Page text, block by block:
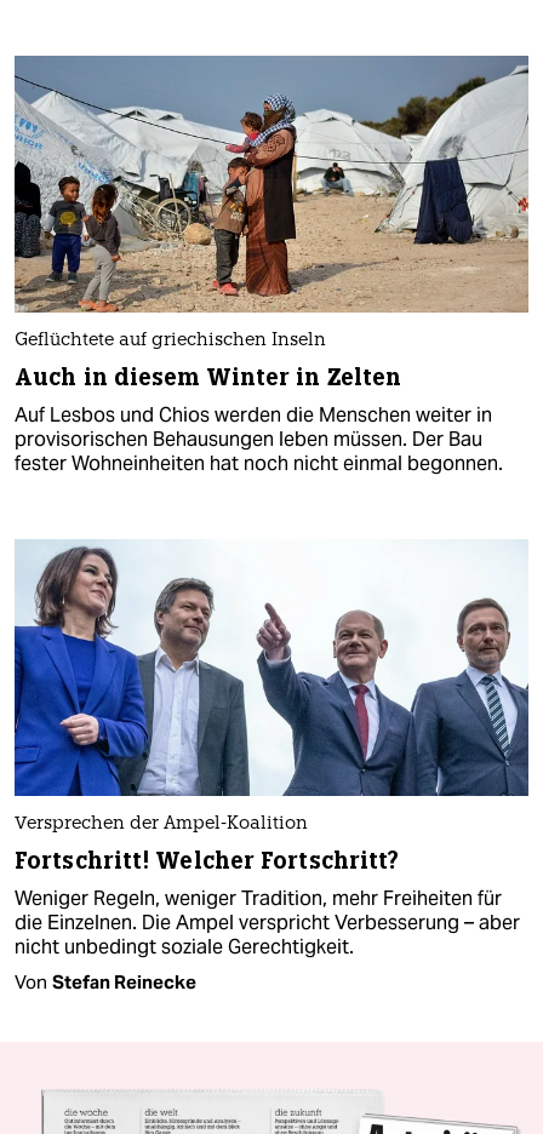
Geflüchtete auf griechischen Inseln
Auch in diesem Winter in Zelten
Auf Lesbos und Chios werden die Menschen weiter in
provisorischen Behausungen leben müssen. Der Bau
fester Wohneinheiten hat noch nicht einmal begonnen.
Versprechen der Ampel-Koalition
Fortschritt! Welcher Fortschritt?
Weniger Regeln, weniger Tradition, mehr Freiheiten für
die Einzelnen. Die Ampel verspricht Verbesserung – aber
nicht unbedingt soziale Gerechtigkeit.
Von Stefan Reinecke